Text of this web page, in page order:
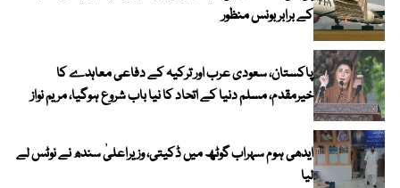
کے برابر بونس منظور
پاکستان، سعودی عرب اور ترکیہ کے دفاعی معاہدے کا
خیرمقدم، مسلم دنیا کے اتحاد کا نیا باب شروع ہوگیا، مریم نواز
ایدھی ہوم سہراب گوٹھ میں ڈکیتی، وزیراعلیٰ سندھ نے نوٹس لے
لیا